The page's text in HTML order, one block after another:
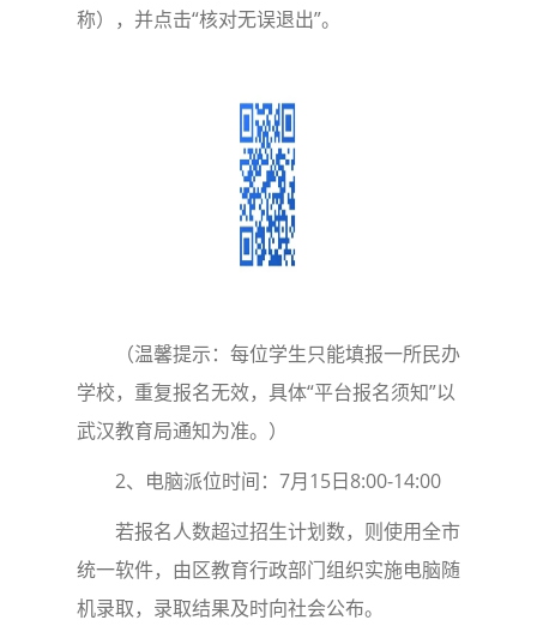
称），并点击“核对无误退出”。
（温馨提示：每位学生只能填报一所民办
学校，重复报名无效，具体“平台报名须知”以
武汉教育局通知为准。）
2、电脑派位时间：7月15日8:00-14:00
若报名人数超过招生计划数，则使用全市
统一软件，由区教育行政部门组织实施电脑随
机录取，录取结果及时向社会公布。